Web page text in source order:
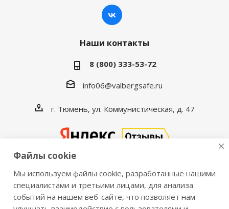
Наши контакты
8 (800) 333-53-72
info06@valbergsafe.ru
г. Тюмень, ул. Коммунистическая, д. 47
2016-2026 © VALBERGSAFE.RU — Интернет-магазин
сейфов Valberg и металлической мебели Практик.
Файлы cookie
Мы используем файлы cookie, разработанные нашими
специалистами и третьими лицами, для анализа
событий на нашем веб-сайте, что позволяет нам